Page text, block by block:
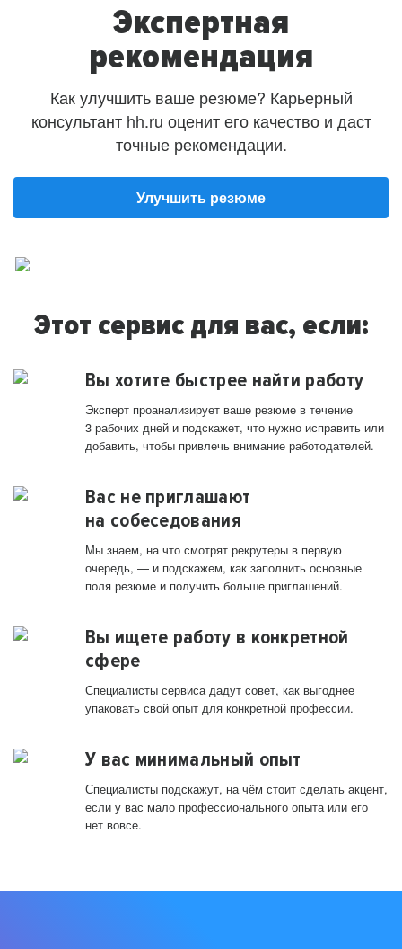
Экспертная
рекомендация
Как улучшить ваше резюме? Карьерный
консультант hh.ru оценит его качество и даст
точные рекомендации.
Улучшить резюме
Этот сервис для вас, если:
Вы хотите быстрее найти работу
Эксперт проанализирует ваше резюме в течение
3 рабочих дней и подскажет, что нужно исправить или
добавить, чтобы привлечь внимание работодателей.
Вас не приглашают
на собеседования
Мы знаем, на что смотрят рекрутеры в первую
очередь, — и подскажем, как заполнить основные
поля резюме и получить больше приглашений.
Вы ищете работу в конкретной
сфере
Специалисты сервиса дадут совет, как выгоднее
упаковать свой опыт для конкретной профессии.
У вас минимальный опыт
Специалисты подскажут, на чём стоит сделать акцент,
если у вас мало профессионального опыта или его
нет вовсе.